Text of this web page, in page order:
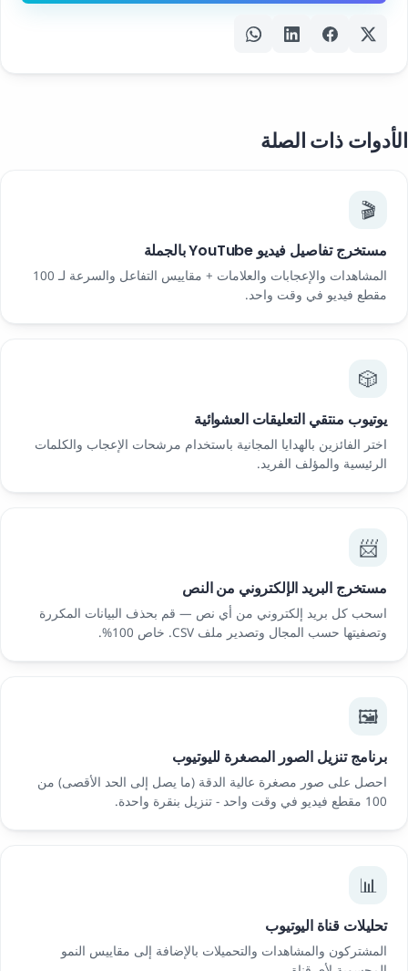
الأدوات ذات الصلة
🎬
مستخرج تفاصيل فيديو YouTube بالجملة
المشاهدات والإعجابات والعلامات + مقاييس التفاعل والسرعة لـ 100
مقطع فيديو في وقت واحد.
🎲
يوتيوب منتقي التعليقات العشوائية
اختر الفائزين بالهدايا المجانية باستخدام مرشحات الإعجاب والكلمات
الرئيسية والمؤلف الفريد.
📨
مستخرج البريد الإلكتروني من النص
اسحب كل بريد إلكتروني من أي نص — قم بحذف البيانات المكررة
وتصفيتها حسب المجال وتصدير ملف CSV. خاص 100%.
🖼️
برنامج تنزيل الصور المصغرة لليوتيوب
احصل على صور مصغرة عالية الدقة (ما يصل إلى الحد الأقصى) من
100 مقطع فيديو في وقت واحد - تنزيل بنقرة واحدة.
📊
تحليلات قناة اليوتيوب
المشتركون والمشاهدات والتحميلات بالإضافة إلى مقاييس النمو